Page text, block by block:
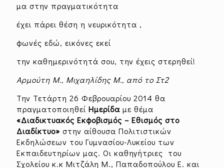
μα στην πραγματικότητα
έχει πάρει θέση η νευρικότητα ,
φωνές εδώ, εικόνες εκεί
την καθημερινότητά σου, την έχεις στερηθεί!
Αρμούτη Μ., Μιχαηλίδης Μ., από το Στ2
Την Τετάρτη 26 Φεβρουαρίου 2014 θα
πραγματοποιηθεί Ημερίδα με θέμα
«Διαδικτυακός Εκφοβισμός – Εθισμός στο
Διαδίκτυο» στην αίθουσα Πολιτιστικών
Εκδηλώσεων του Γυμνασίου-Λυκείου των
Εκπαιδευτηρίων μας. Οι καθηγήτριες του
Σχολείου κ.κ Μιτζάλη Μ., Παπαδοπούλου Ε. και